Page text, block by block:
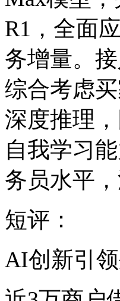
R1，全面
务增量。
综合考虑
深度推理
自我学习
务员水平
短评：
AI创新引